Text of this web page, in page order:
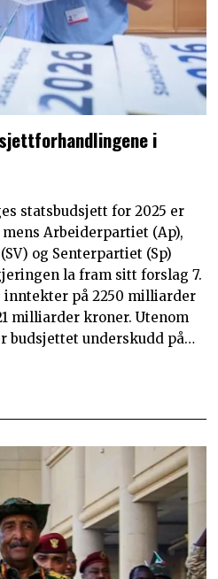
i
statsbudsjett for 2025 er
Arbeiderpartiet (Ap),
og Senterpartiet (Sp)
la fram sitt forslag 7.
inntekter på 2250 milliarder
milliarder kroner. Utenom
budsjettet underskudd på…